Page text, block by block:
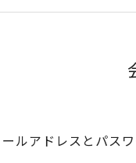
ルアドレスとパス